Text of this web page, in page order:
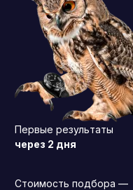
Первые результаты
через 2 дня
Стоимость подбора —